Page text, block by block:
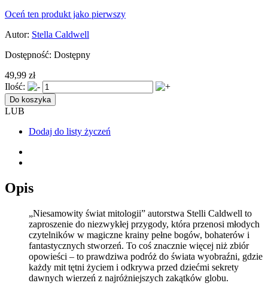
Oceń ten produkt jako pierwszy
Autor: Stella Caldwell
Dostępność: Dostępny
49,99 zł
Ilość:
Do koszyka
LUB
Dodaj do listy życzeń
Opis
„Niesamowity świat mitologii” autorstwa Stelli Caldwell to
zaproszenie do niezwykłej przygody, która przenosi młodych
czytelników w magiczne krainy pełne bogów, bohaterów i
fantastycznych stworzeń. To coś znacznie więcej niż zbiór
opowieści – to prawdziwa podróż do świata wyobraźni, gdzie
każdy mit tętni życiem i odkrywa przed dziećmi sekrety
dawnych wierzeń z najróżniejszych zakątków globu.